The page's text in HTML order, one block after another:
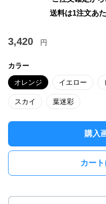
送料は1注文あ
3,420 円
カラー
オレンジ イエロー
スカイ 葉迷彩
購入
カー